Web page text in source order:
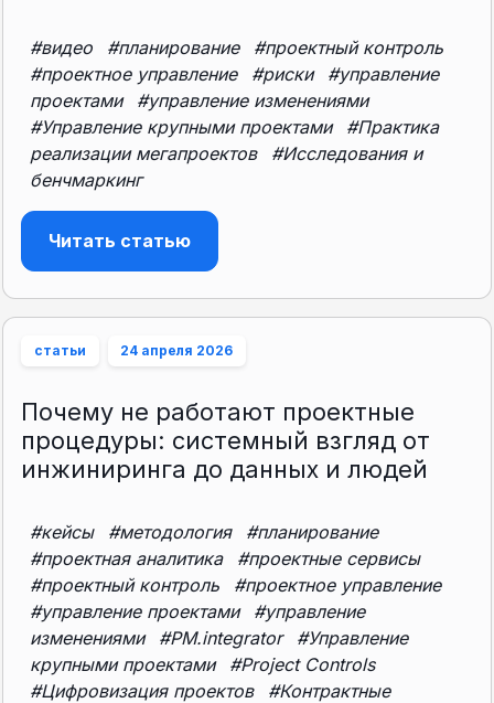
#видео #планирование
#проектный контроль
#проектное управление
#риски
#управление
проектами
#управление изменениями
#Управление крупными проектами
#Практика
реализации мегапроектов
#Исследования и
бенчмаркинг
Читать статью
статьи 24 апреля 2026
Почему не работают проектные
процедуры: системный взгляд от
инжиниринга до данных и людей
#кейсы #методология
#планирование
#проектная аналитика
#проектные сервисы
#проектный контроль
#проектное управление
#управление проектами
#управление
изменениями
#PM.integrator
#Управление
крупными проектами
#Project Controls
#Цифровизация проектов
#Контрактные